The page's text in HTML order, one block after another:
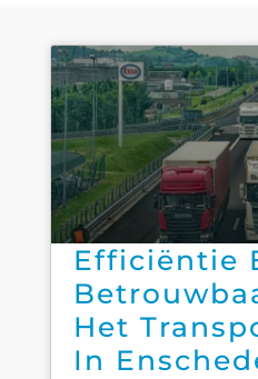
Efficiëntie
Het
In